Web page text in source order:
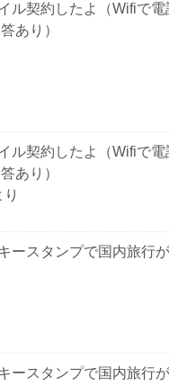
ル契約したよ（Wifiで
あり）
ル契約したよ（Wifiで
あり）
り
ースタンプで国内旅行
ースタンプで国内旅行